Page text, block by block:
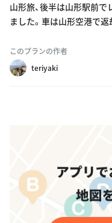
山形旅、後半は山形駅前
ました。車は山形空港で返
このプランの作者
teriyaki